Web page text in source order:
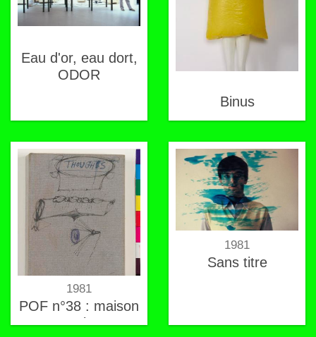
Eau d'or, eau dort,
ODOR
Binus
1981
POF n°38 : maison
temporaire ; La
1981
Sans titre